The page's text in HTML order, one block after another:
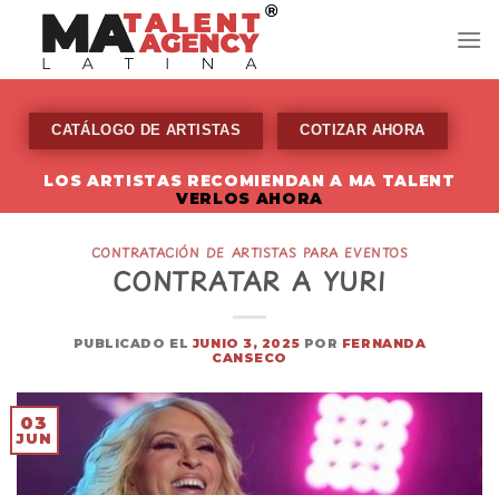
content
CATÁLOGO DE ARTISTAS COTIZAR AHORA
LOS ARTISTAS RECOMIENDAN A MA TALENT
VERLOS AHORA
CONTRATACIÓN DE ARTISTAS PARA EVENTOS
CONTRATAR A YURI
PUBLICADO EL JUNIO 3, 2025 POR FERNANDA
CANSECO
03
JUN